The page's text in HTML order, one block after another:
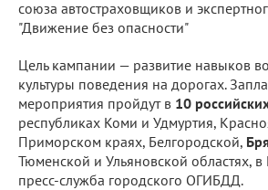
союза автостраховщиков и
"Движение без опасности"
Цель кампании — развитие навыков
культуры поведения на дорогах.
мероприятия пройдут в 10
республиках Коми и Удмуртия,
Приморском краях, Белгородской,
Тюменской и Ульяновской областях,
пресс-служба городского ОГИБДД.